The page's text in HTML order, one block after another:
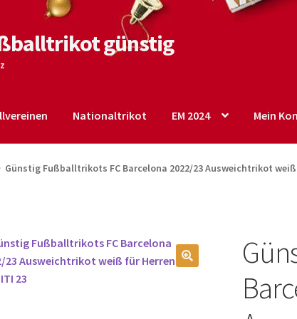
günstig
Nationaltrikot EM 2024 Mein
Shop Startseite – English Warenkorb
Günstig Fußballtrikots FC Barcelona 2022/23 Ausweichtrikot